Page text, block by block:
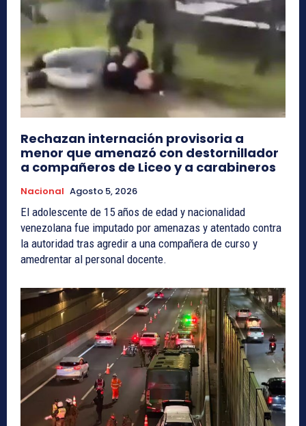
Rechazan internación provisoria a
menor que amenazó con destornillador
a compañeros de Liceo y a carabineros
Nacional Agosto 5, 2026
El adolescente de 15 años de edad y nacionalidad
venezolana fue imputado por amenazas y atentado contra
la autoridad tras agredir a una compañera de curso y
amedrentar al personal docente.